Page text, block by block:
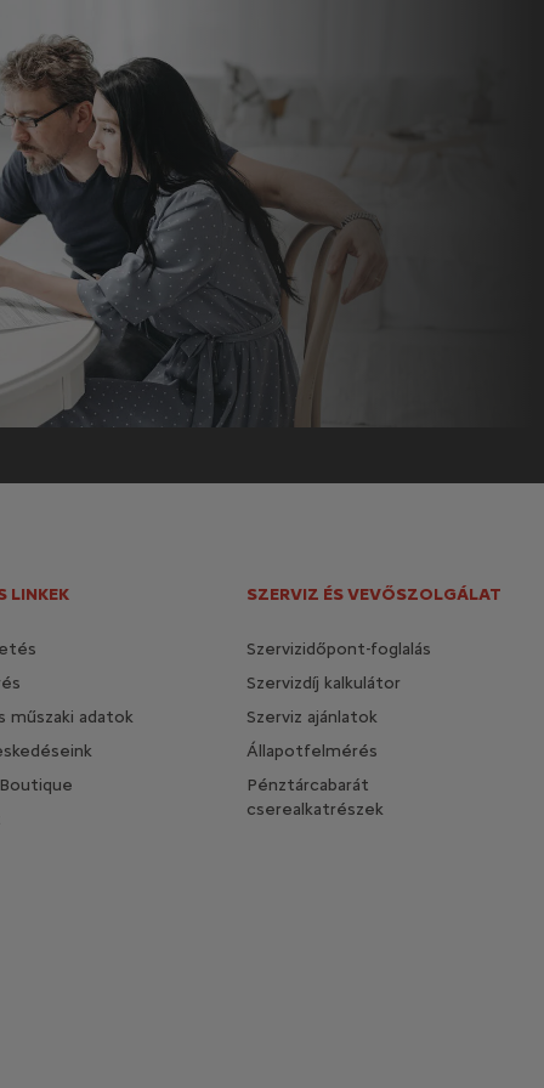
LINKEK
műszaki adatok
SZERVIZ ÉS VEVŐSZOLGÁLAT
Szervizidőpont-foglalás
Szervizdíj kalkulátor
Szerviz ajánlatok
Állapotfelmérés
Pénztárcabarát
cserealkatrészek